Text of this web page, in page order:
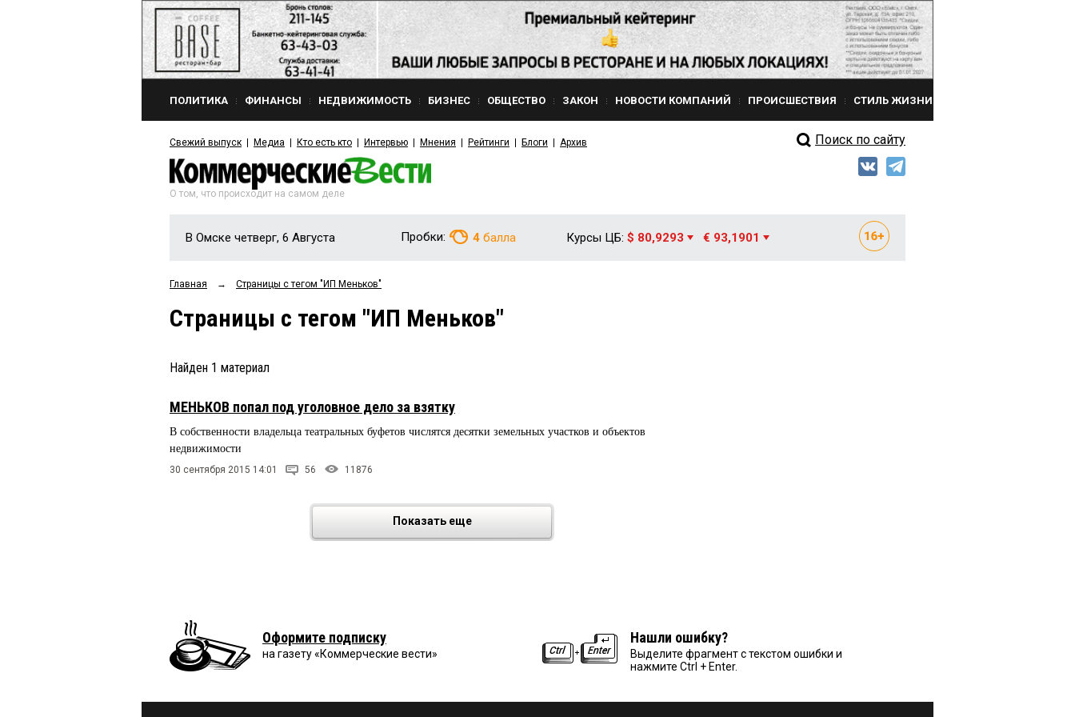
ПОЛИТИКА ФИНАНСЫ НЕДВИЖИМОСТЬ БИЗНЕС ОБЩЕСТВО ЗАКОН НОВОСТИ КОМПАНИЙ ПРОИСШЕСТВИЯ СТИЛЬ ЖИЗНИ
Свежий выпуск Медиа Кто есть кто Интервью Мнения Рейтинги Блоги Архив Поиск по сайту
О том, что происходит на самом деле
В Омске четверг, 6 Августа Пробки: 4 балла Курсы ЦБ: $ 80,9293 € 93,1901
Главная → Страницы c тегом "ИП Меньков"
Страницы c тегом "ИП Меньков"
Найден 1 материал
МЕНЬКОВ попал под уголовное дело за взятку
В собственности владельца театральных буфетов числятся десятки земельных участков и объектов
недвижимости
30 сентября 2015 14:01 56 11876
Показать еще
Оформите подписку
на газету «Коммерческие вести»
Нашли ошибку?
Выделите фрагмент с текстом ошибки и
нажмите Ctrl + Enter.